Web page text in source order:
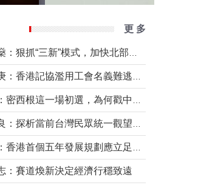
更 多
：賽道煥新決定經濟行穩致遠